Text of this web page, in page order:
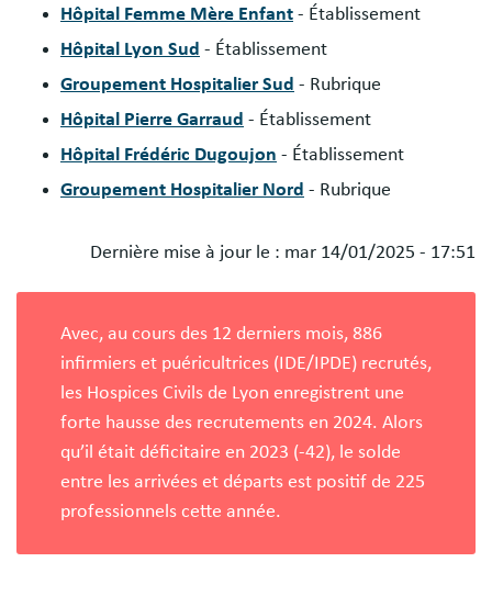
Hôpital Femme Mère Enfant - Établissement
Hôpital Lyon Sud - Établissement
Groupement Hospitalier Sud - Rubrique
Hôpital Pierre Garraud - Établissement
Hôpital Frédéric Dugoujon - Établissement
Groupement Hospitalier Nord - Rubrique
Dernière mise à jour le : mar 14/01/2025 - 17:51
Avec, au cours des 12 derniers mois, 886
infirmiers et puéricultrices (IDE/IPDE) recrutés,
les Hospices Civils de Lyon enregistrent une
forte hausse des recrutements en 2024. Alors
qu’il était déficitaire en 2023 (-42), le solde
entre les arrivées et départs est positif de 225
professionnels cette année.